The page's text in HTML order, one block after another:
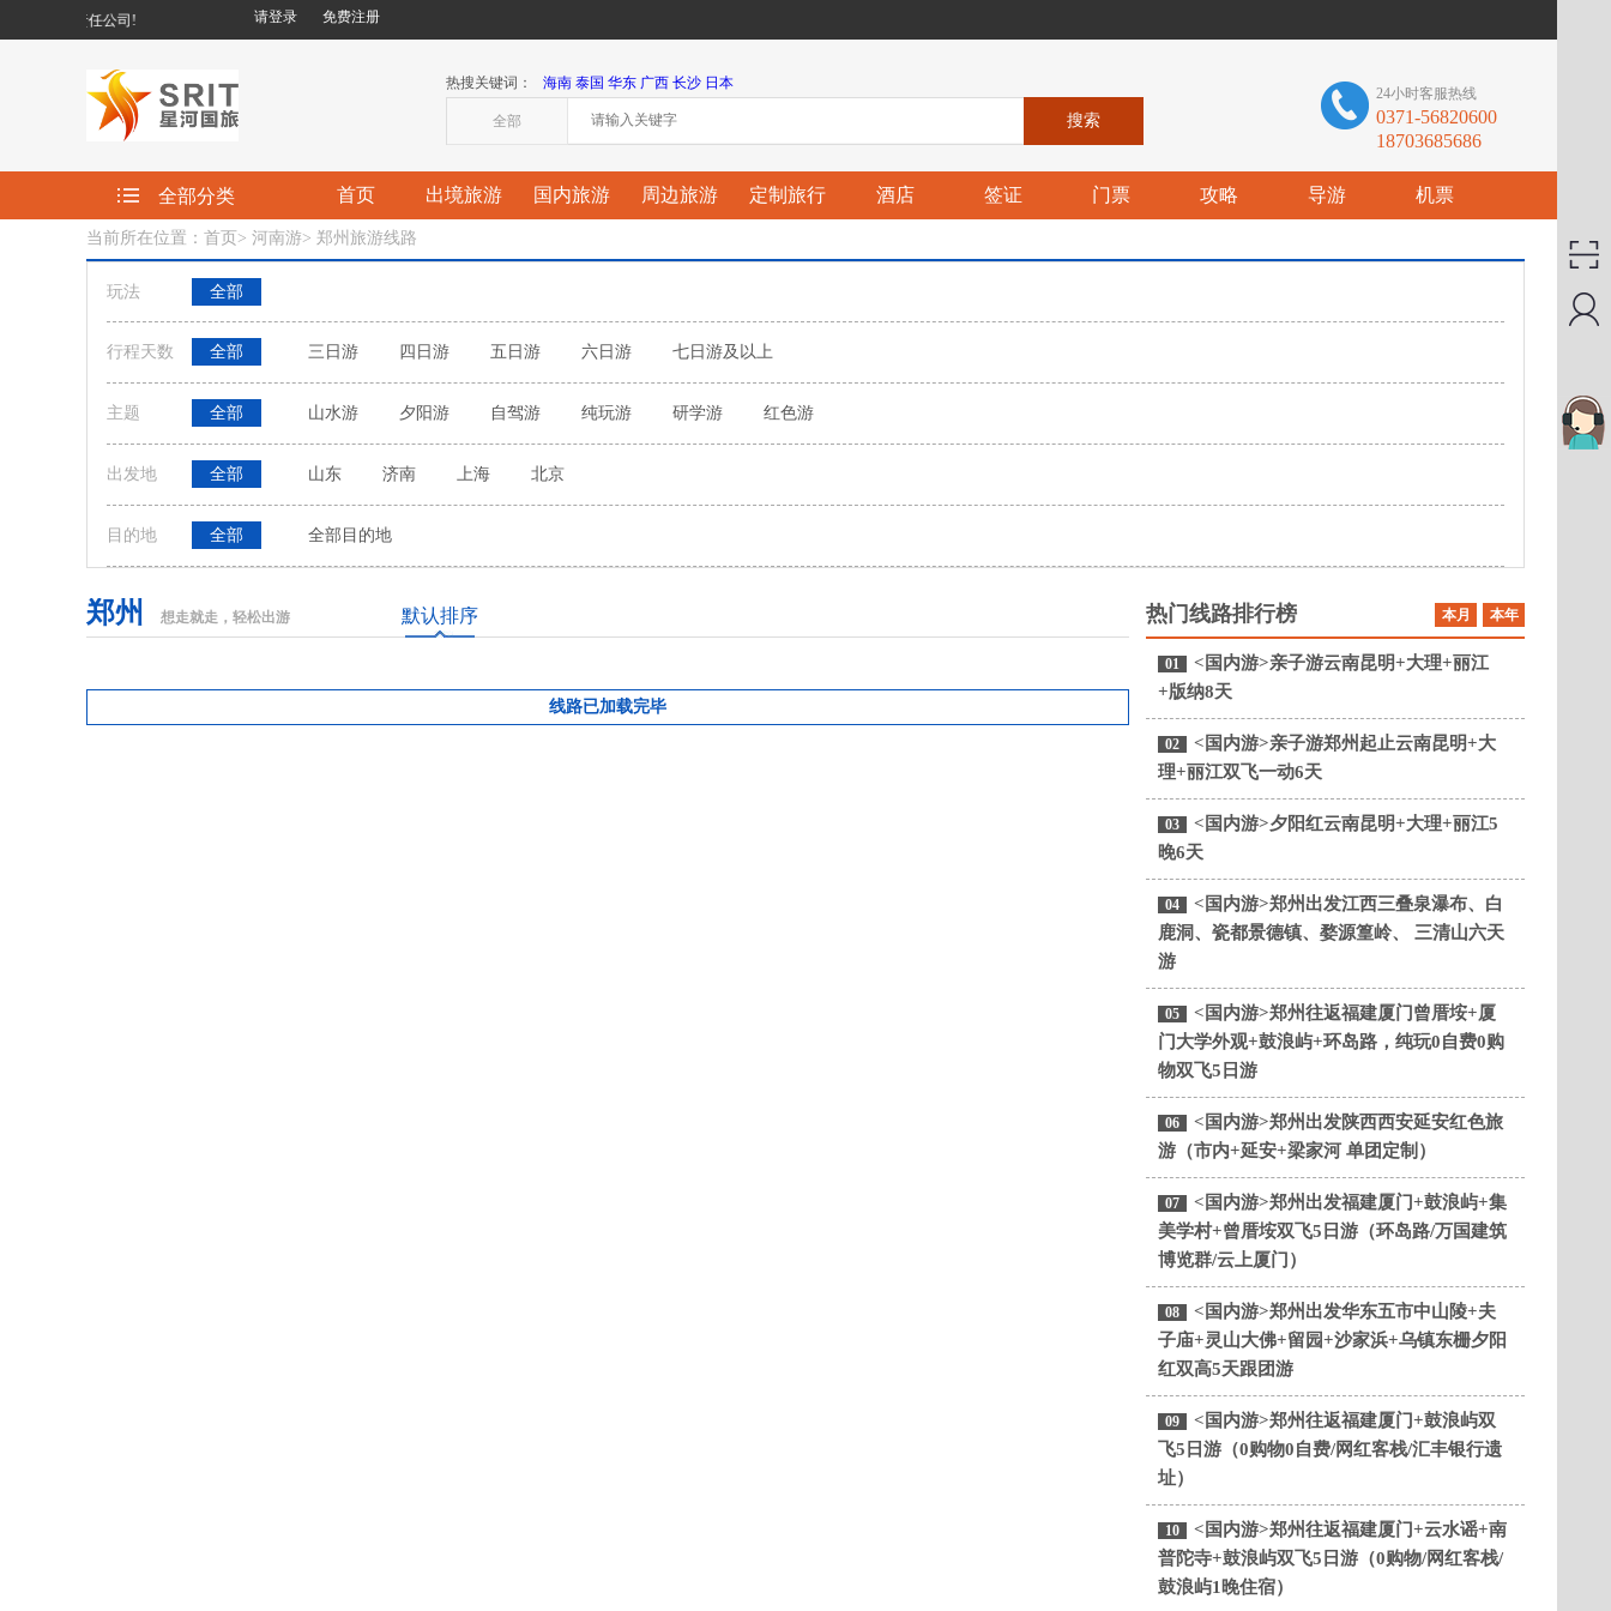
社有限责任公司! 请登录 免费注册
热搜关键词： 海南 泰国 华东 广西 长沙 日本
全部
24小时客服热线
0371-56820600
18703685686
全部分类 首页 出境旅游 国内旅游 周边旅游 定制旅行 酒店 签证 门票 攻略 导游 机票
当前所在位置：首页 > 河南游> 郑州旅游线路
玩法 全部
行程天数 全部 三日游 四日游 五日游 六日游 七日游及以上
主题 全部 山水游 夕阳游 自驾游 纯玩游 研学游 红色游
出发地 全部 山东 济南 上海 北京
目的地 全部 全部目的地
郑州 想走就走，轻松出游 默认排序
线路已加载完毕
热门线路排行榜 本月 本年
01
<国内游>亲子游云南昆明+大理+丽江
+版纳8天
02
<国内游>亲子游郑州起止云南昆明+大
理+丽江双飞一动6天
03
<国内游>夕阳红云南昆明+大理+丽江5
晚6天
04
<国内游>郑州出发江西三叠泉瀑布、白
鹿洞、瓷都景德镇、婺源篁岭、 三清山六天
游
05
<国内游>郑州往返福建厦门曾厝垵+厦
门大学外观+鼓浪屿+环岛路，纯玩0自费0购
物双飞5日游
06
<国内游>郑州出发陕西西安延安红色旅
游（市内+延安+梁家河 单团定制）
07
<国内游>郑州出发福建厦门+鼓浪屿+集
美学村+曾厝垵双飞5日游（环岛路/万国建筑
博览群/云上厦门）
08
<国内游>郑州出发华东五市中山陵+夫
子庙+灵山大佛+留园+沙家浜+乌镇东栅夕阳
红双高5天跟团游
09
<国内游>郑州往返福建厦门+鼓浪屿双
飞5日游（0购物0自费/网红客栈/汇丰银行遗
址）
10
<国内游>郑州往返福建厦门+云水谣+南
普陀寺+鼓浪屿双飞5日游（0购物/网红客栈/
鼓浪屿1晚住宿）